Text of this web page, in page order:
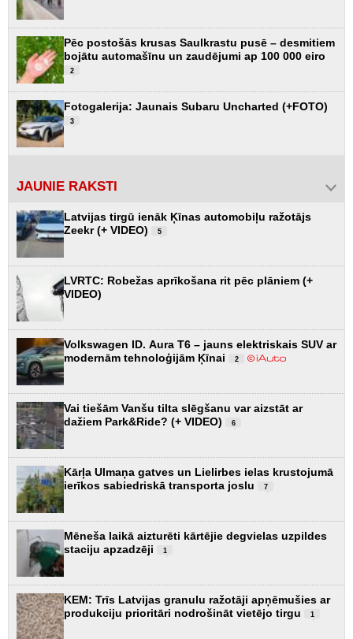
Pēc postošās krusas Saulkrastu pusē – desmitiem
bojātu automašīnu un zaudējumi ap 100 000 eiro
2
Fotogalerija: Jaunais Subaru Uncharted (+FOTO)
3
JAUNIE RAKSTI
Latvijas tirgū ienāk Ķīnas automobiļu ražotājs
Zeekr (+ VIDEO)
5
LVRTC: Robežas aprīkošana rit pēc plāniem (+
VIDEO)
Volkswagen ID. Aura T6 – jauns elektriskais SUV ar
modernām tehnoloģijām Ķīnai
2
Vai tiešām Vanšu tilta slēgšanu var aizstāt ar
dažiem Park&Ride? (+ VIDEO)
6
Kārļa Ulmaņa gatves un Lielirbes ielas krustojumā
ierīkos sabiedriskā transporta joslu
7
Mēneša laikā aizturēti kārtējie degvielas uzpildes
staciju apzadzēji
1
KEM: Trīs Latvijas granulu ražotāji apņēmušies ar
produkciju prioritāri nodrošināt vietējo tirgu
1